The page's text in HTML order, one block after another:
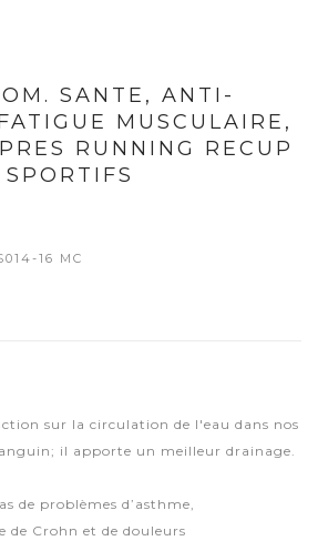
SANTE, ANTI-
MUSCULAIRE,
RUNNING RECUP
16 MC
sur la circulation de l'eau dans nos
il apporte un meilleur drainage.
de problèmes d’asthme,
de Crohn et de douleurs